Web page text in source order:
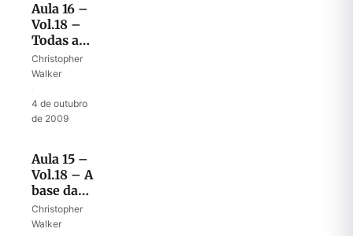
Aula 16 –
Vol.18 –
Todas as
promessas
foram
Christopher
Walker
4 de outubro
de 2009
Aula 15 –
Vol.18 – A
base da
oração:
amor e
Christopher
Walker